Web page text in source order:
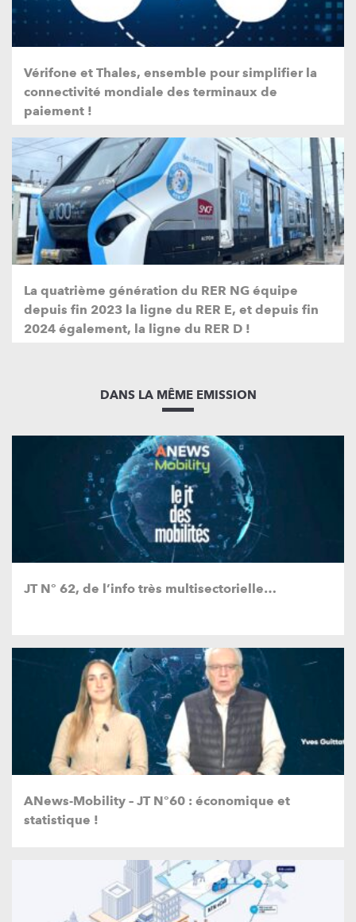
Vérifone et Thales, ensemble pour simplifier la
connectivité mondiale des terminaux de
paiement !
La quatrième génération du RER NG équipe
depuis fin 2023 la ligne du RER E, et depuis fin
2024 également, la ligne du RER D !
DANS LA MÊME EMISSION
JT N° 62, de l’info très multisectorielle…
ANews-Mobility – JT N°60 : économique et
statistique !